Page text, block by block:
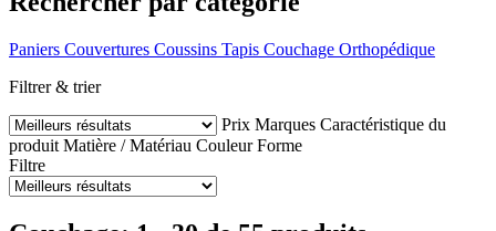
Paniers Couvertures Coussins Tapis Couchage Orthopédique
Filtrer & trier
Prix Marques Caractéristique du
produit Matière / Matériau Couleur Forme
Filtre